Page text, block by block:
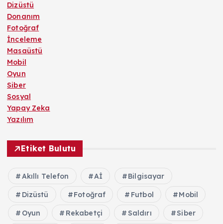
Dizüstü
Donanım
Fotoğraf
İnceleme
Masaüstü
Mobil
Oyun
Siber
Sosyal
Yapay Zeka
Yazılım
Etiket Bulutu
Akıllı Telefon Aİ Bilgisayar
Dizüstü Fotoğraf Futbol Mobil
Oyun Rekabetçi Saldırı Siber